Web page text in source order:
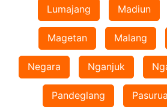
Lumajang Madiun
Magetan Malang
Negara Nganjuk
Pandeglang